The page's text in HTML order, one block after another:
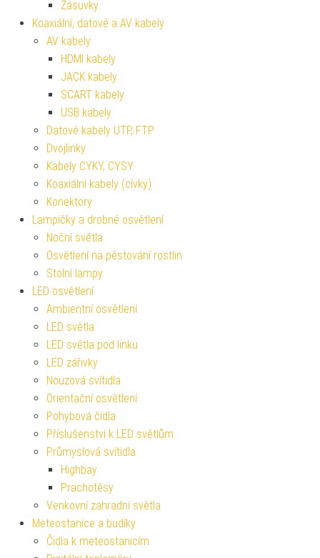
Zásuvky
Koaxiální, datové a AV kabely
AV kabely
HDMI kabely
JACK kabely
SCART kabely
USB kabely
Datové kabely UTP, FTP
Dvojlinky
Kabely CYKY, CYSY
Koaxiální kabely (cívky)
Konektory
Lampičky a drobné osvětlení
Noční světla
Osvětlení na pěstování rostlin
Stolní lampy
LED osvětlení
Ambientní osvětlení
LED světla
LED světla pod linku
LED zářivky
Nouzová svítidla
Orientační osvětlení
Pohybová čidla
Příslušenství k LED světlům
Průmyslová svítidla
Highbay
Prachotěsy
Venkovní zahradní světla
Meteostanice a budíky
Čidla k meteostanicím